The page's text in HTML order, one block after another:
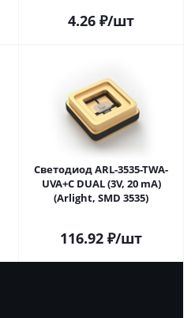
4.26 ₽/шт
Светодиод ARL-3535-TWA-
UVA+C DUAL (3V, 20 mA)
(Arlight, SMD 3535)
116.92 ₽/шт